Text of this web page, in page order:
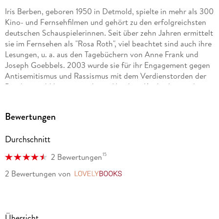
Iris Berben, geboren 1950 in Detmold, spielte in mehr als 300
Kino- und Fernsehfilmen und gehört zu den erfolgreichsten
deutschen Schauspielerinnen. Seit über zehn Jahren ermittelt
sie im Fernsehen als "Rosa Roth", viel beachtet sind auch ihre
Lesungen, u. a. aus den Tagebüchern von Anne Frank und
Joseph Goebbels. 2003 wurde sie für ihr Engagement gegen
Antisemitismus und Rassismus mit dem Verdienstorden der
Bundesrepublik ausgezeichnet. Matthias Koeberlin wurde
Der geheimnisvolle Schatz von Troja (2007). Hans-Michael
deutschen Theatern. Neben der Bühnenarbeit stand Hans-
Michael Rehberg in zahlreichen Film- und
Fernsehproduktionen ersten Ranges vor der Kamera, z. B. in
"Berlin Alexanderplatz" (1980), in "Schindlers Liste" (1993), in
"Derrick", "Eurocops" und "Kommissar Rex" präsent. Er ist als
Bewertungen
Durchschnitt
2 Bewertungen15
2 Bewertungen von